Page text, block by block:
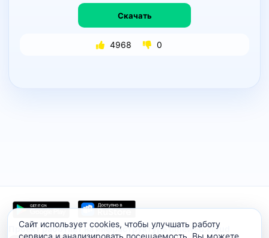
Скачать
4968 0
Проект работает на инфраструктуре timeweb.cloud
Сайт использует cookies, чтобы улучшать работу
сервиса и анализировать посещаемость. Вы можете